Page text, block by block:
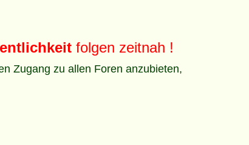
folgen zeitnah !
Zugang zu allen Foren anzubieten,